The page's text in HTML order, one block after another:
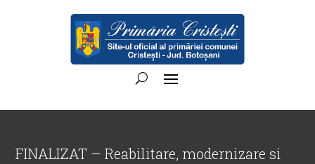
FINALIZAT – Reabilitare, modernizare si